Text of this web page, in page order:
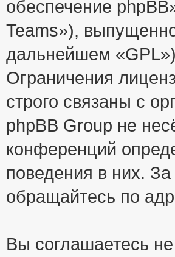
обеспечение
Teams»),
дальнейшем
Ограничения
строго связаны с
phpBB Group не
конференций
поведения в них.
обращайтесь по
Вы соглашаетесь